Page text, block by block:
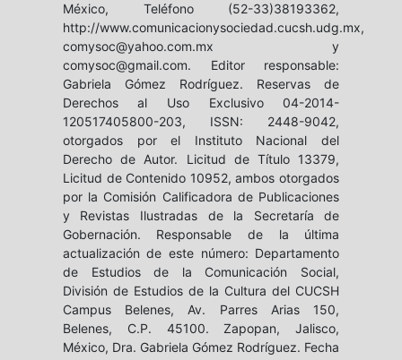
México, Teléfono (52-33)38193362,
http://www.comunicacionysociedad.cucsh.udg.mx,
comysoc@yahoo.com.mx y
comysoc@gmail.com. Editor responsable:
Gabriela Gómez Rodríguez. Reservas de
Derechos al Uso Exclusivo 04-2014-
120517405800-203, ISSN: 2448-9042,
otorgados por el Instituto Nacional del
Derecho de Autor. Licitud de Título 13379,
Licitud de Contenido 10952, ambos otorgados
por la Comisión Calificadora de Publicaciones
y Revistas Ilustradas de la Secretaría de
Gobernación. Responsable de la última
actualización de este número: Departamento
de Estudios de la Comunicación Social,
División de Estudios de la Cultura del CUCSH
Campus Belenes, Av. Parres Arias 150,
Belenes, C.P. 45100. Zapopan, Jalisco,
México, Dra. Gabriela Gómez Rodríguez. Fecha